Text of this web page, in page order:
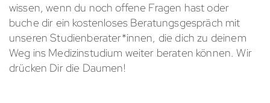
wissen, wenn du noch offene Fragen hast oder
buche dir ein kostenloses Beratungsgespräch mit
unseren Studienberater*innen, die dich zu deinem
Weg ins Medizinstudium weiter beraten können. Wir
drücken Dir die Daumen!